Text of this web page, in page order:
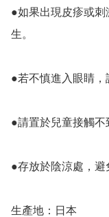
●如果出現皮疹或
生。
●若不慎進入眼睛，
●請置於兒童接觸不
●存放於陰涼處，避
生產地：日本